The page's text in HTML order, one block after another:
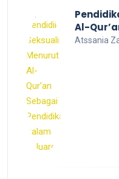
Al-
Dalam
Atssania